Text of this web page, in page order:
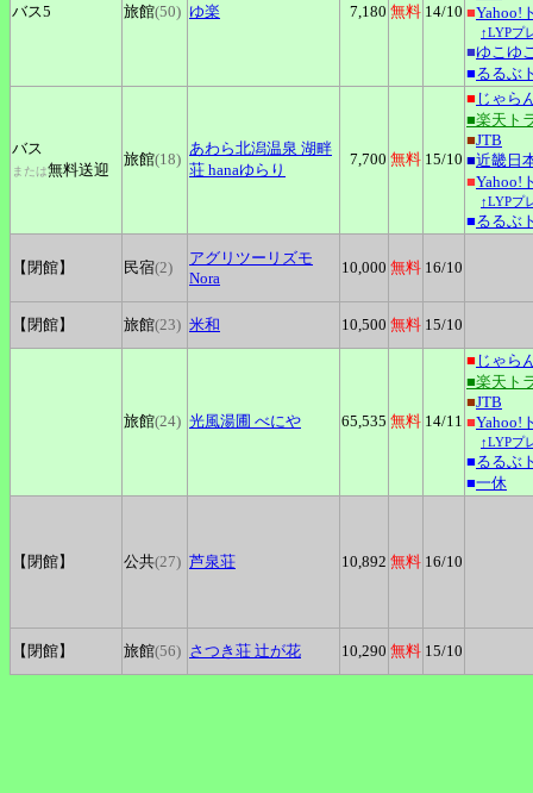
バス5 旅館(50) ゆ楽 7,180 無料 14/10 ■Yahoo!
↑LYPプ
■ゆこゆ
■るるぶ
バス
または無料送迎
旅館(18)
あわら北潟温泉 湖畔
荘 hanaゆらり
7,700 無料 15/10
■ じゃら
■楽天ト
■JTB
■近畿日
■Yahoo!
↑LYPプ
■るるぶ
【閉館】 民宿(2)
アグリツーリズモ
Nora
10,000 無料 16/10
【閉館】 旅館(23) 米和 10,500 無料 15/10
旅館(24) 光風湯圃 べにや 65,535 無料 14/11
■ じゃら
■楽天ト
■JTB
■Yahoo!
↑LYPプ
■るるぶ
■一休
【閉館】 公共(27) 芦泉荘 10,892 無料 16/10
【閉館】 旅館(56) さつき荘 辻が花 10,290 無料 15/10